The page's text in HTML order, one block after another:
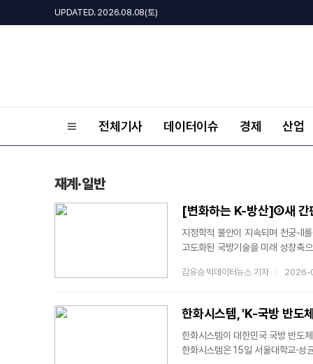
UPDATED. 2026.08.08(토)
전체기사 데이터이슈 경제 산업
재계·일반
[변화하는 K-방산]③새 간
지정학적 불안이 지속되며 천궁-II
고도화된 국방기술을 미래 성장축
D&A에 따르면 회사가 미래 경쟁력
지대공 미사일 '신궁', 중거리 지대
김유승 빅데이터뉴스 기자 2026-
한화시스템, 'K-국방 반도
한화시스템이 대한민국 국방 반도
한화시스템은 15일 서울대학교·